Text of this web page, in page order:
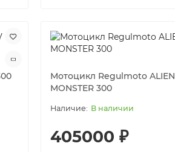
Мотоцикл Regulmoto ALIEN
MONSTER 300
В наличии
405000 ₽